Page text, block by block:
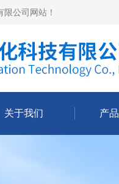
限公司网站 ！
关于我们 产